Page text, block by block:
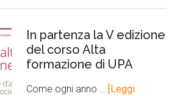
In partenza la V edizione
del corso Alta
formazione di UPA
Come ogni anno … [Leggi